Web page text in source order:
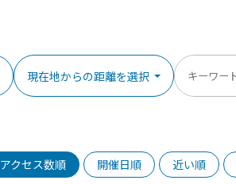
現在地からの距離を選択
アクセス数順 開催日順 近い順